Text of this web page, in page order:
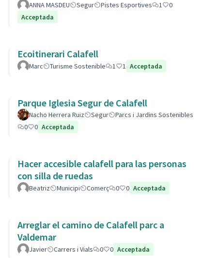
ANNA MASDEU Segur Pistes Esportives 1
0
Acceptada
Ecoitinerari Calafell
Marc Turisme Sostenible 1 1 Acceptada
Parque Iglesia Segur de Calafell
Nacho Herrera Ruiz Segur
Parcs i Jardins Sostenibles
0
0 Acceptada
Hacer accesible calafell para las personas
con silla de ruedas
Beatriz Municipi Comerç 0 0 Acceptada
Arreglar el camino de Calafell parc a
Valdemar
Javier Carrers i Vials 0 0 Acceptada